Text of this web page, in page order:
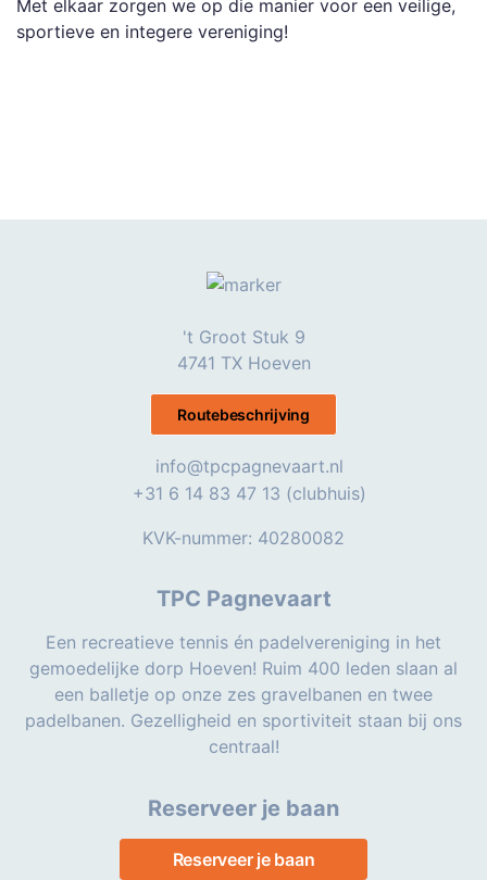
Met elkaar zorgen we op die manier voor een veilige,
sportieve en integere vereniging!
't Groot Stuk 9
4741 TX Hoeven
Routebeschrijving
info@tpcpagnevaart.nl
+31 6 14 83 47 13 (clubhuis)
KVK-nummer: 40280082
TPC Pagnevaart
Een recreatieve tennis én padelvereniging in het
gemoedelijke dorp Hoeven! Ruim 400 leden slaan al
een balletje op onze zes gravelbanen en twee
padelbanen. Gezelligheid en sportiviteit staan bij ons
centraal!
Reserveer je baan
Reserveer je baan